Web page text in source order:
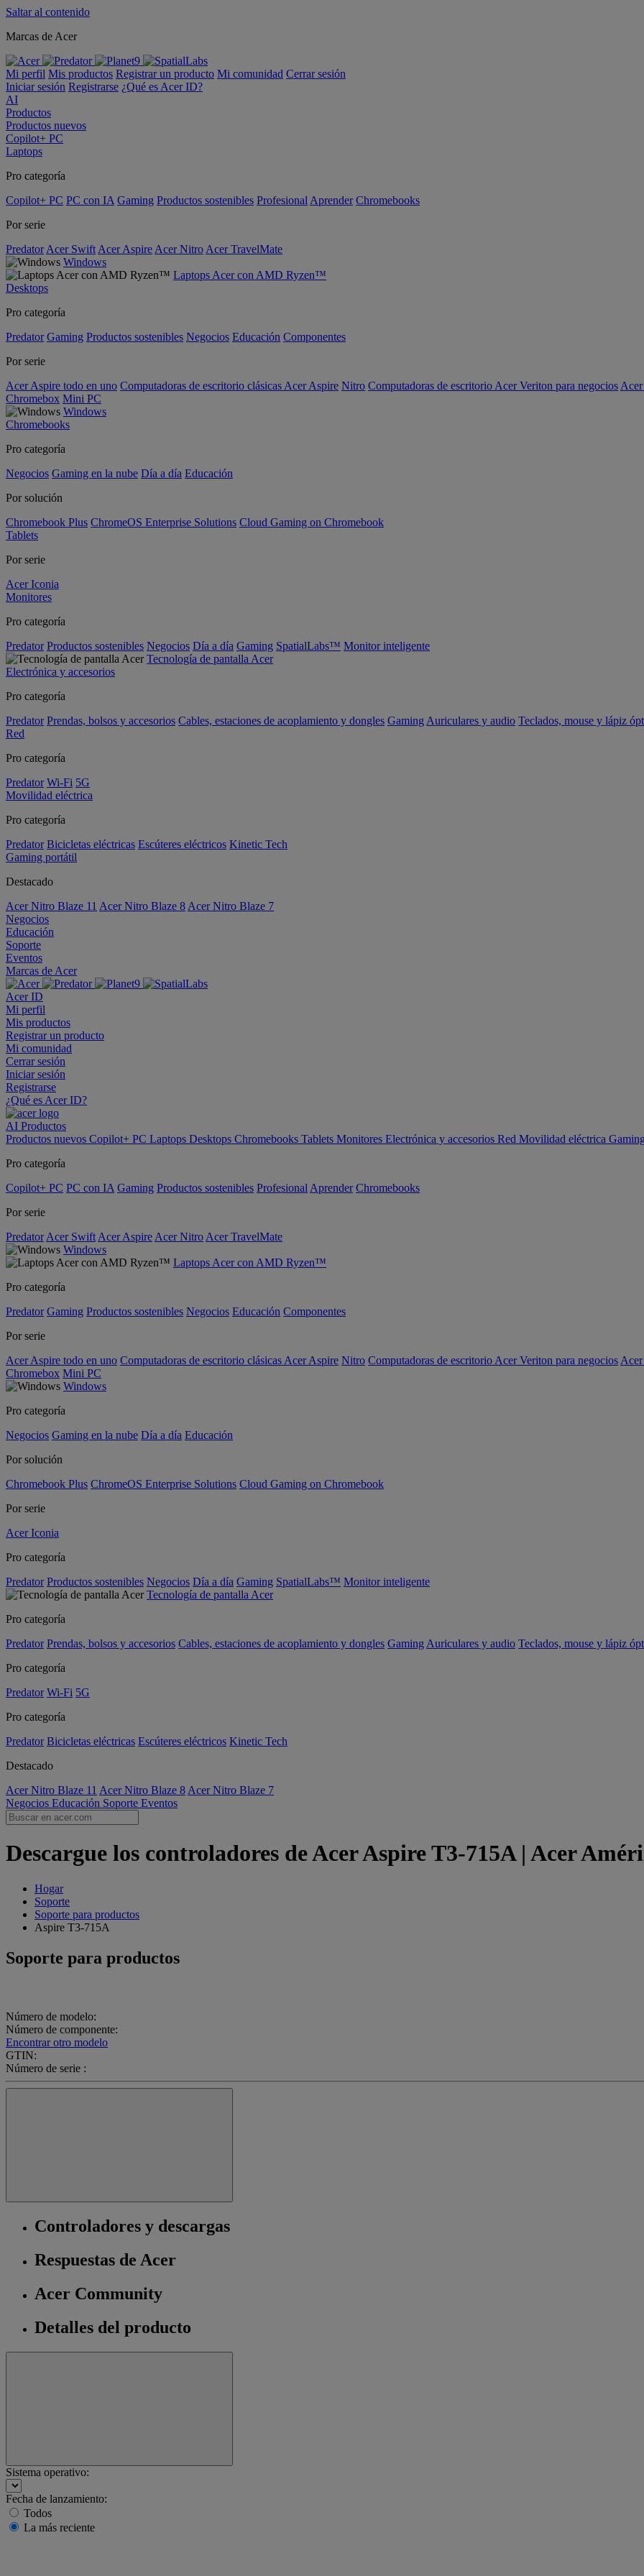
Saltar al contenido
Marcas de Acer
Mi perfil Mis productos Registrar un producto Mi comunidad Cerrar sesión
Iniciar sesión Registrarse ¿Qué es Acer ID?
AI
Productos
Productos nuevos
Copilot+ PC
Laptops
Pro categoría
Copilot+ PC PC con IA Gaming Productos sostenibles Profesional Aprender Chromebooks
Por serie
Predator Acer Swift Acer Aspire Acer Nitro Acer TravelMate
Windows
Laptops Acer con AMD Ryzen™
Desktops
Pro categoría
Predator Gaming Productos sostenibles Negocios Educación Componentes
Por serie
Acer Aspire todo en uno Computadoras de escritorio clásicas Acer Aspire Nitro Computadoras de escritorio Acer Veriton para negocios
Chromebox Mini PC
Windows
Chromebooks
Pro categoría
Negocios Gaming en la nube Día a día Educación
Por solución
Chromebook Plus ChromeOS Enterprise Solutions Cloud Gaming on Chromebook
Tablets
Por serie
Acer Iconia
Monitores
Pro categoría
Predator Productos sostenibles Negocios Día a día Gaming SpatialLabs™ Monitor inteligente
Tecnología de pantalla Acer
Electrónica y accesorios
Pro categoría
Predator Prendas, bolsos y accesorios Cables, estaciones de acoplamiento y dongles Gaming Auriculares y audio Teclados, mouse y lápiz
Red
Pro categoría
Predator Wi-Fi 5G
Movilidad eléctrica
Pro categoría
Predator Bicicletas eléctricas Escúteres eléctricos Kinetic Tech
Gaming portátil
Destacado
Acer Nitro Blaze 11 Acer Nitro Blaze 8 Acer Nitro Blaze 7
Negocios
Educación
Soporte
Eventos
Marcas de Acer
Acer ID
Mi perfil
Mis productos
Registrar un producto
Mi comunidad
Cerrar sesión
Iniciar sesión
Registrarse
¿Qué es Acer ID?
AI Productos
Productos nuevos Copilot+ PC Laptops Desktops Chromebooks Tablets Monitores Electrónica y accesorios Red Movilidad eléctrica
Pro categoría
Copilot+ PC PC con IA Gaming Productos sostenibles Profesional Aprender Chromebooks
Por serie
Predator Acer Swift Acer Aspire Acer Nitro Acer TravelMate
Windows
Laptops Acer con AMD Ryzen™
Pro categoría
Predator Gaming Productos sostenibles Negocios Educación Componentes
Por serie
Acer Aspire todo en uno Computadoras de escritorio clásicas Acer Aspire Nitro Computadoras de escritorio Acer Veriton para negocios
Chromebox Mini PC
Windows
Pro categoría
Negocios Gaming en la nube Día a día Educación
Por solución
Chromebook Plus ChromeOS Enterprise Solutions Cloud Gaming on Chromebook
Por serie
Acer Iconia
Pro categoría
Predator Productos sostenibles Negocios Día a día Gaming SpatialLabs™ Monitor inteligente
Tecnología de pantalla Acer
Pro categoría
Predator Prendas, bolsos y accesorios Cables, estaciones de acoplamiento y dongles Gaming Auriculares y audio Teclados, mouse y lápiz
Pro categoría
Predator Wi-Fi 5G
Pro categoría
Predator Bicicletas eléctricas Escúteres eléctricos Kinetic Tech
Destacado
Acer Nitro Blaze 11 Acer Nitro Blaze 8 Acer Nitro Blaze 7
Negocios Educación Soporte Eventos
Descargue los controladores de Acer Aspire T3-715A | Acer
Hogar
Soporte
Soporte para productos
Aspire T3-715A
Soporte para productos
Número de modelo:
Número de componente:
Encontrar otro modelo
GTIN:
Número de serie :
Controladores y descargas
Respuestas de Acer
Acer Community
Detalles del producto
Sistema operativo:
Fecha de lanzamiento:
Todos
La más reciente